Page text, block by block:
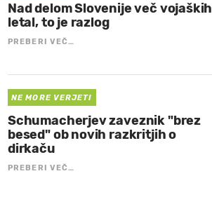
Nad delom Slovenije več vojaških
letal, to je razlog
PREBERI VEČ…
NE MORE VERJETI
Schumacherjev zaveznik "brez
besed" ob novih razkritjih o
dirkaču
PREBERI VEČ…